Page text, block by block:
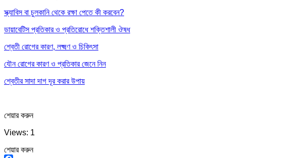
স্ক্যাবিস বা চুলকানি থেকে রক্ষা পেতে কী করবেন?
ডায়াবেটিস প্রতিকার ও প্রতিরোধে শক্তিশালী ঔষধ
শ্বেতী রোগের কারণ, লক্ষ্মণ ও চিকিৎসা
যৌন রোগের কারণ ও প্রতিকার জেনে নিন
শ্বেতীর সাদা দাগ দূর করার উপায়
শেয়ার করুন
Views: 1
শেয়ার করুন